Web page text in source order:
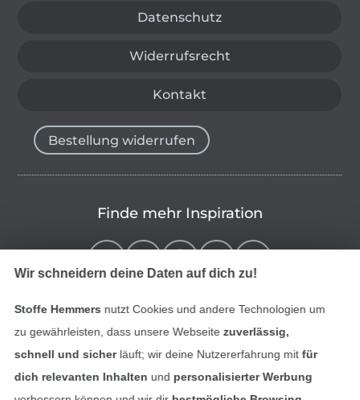
Datenschutz
Widerrufsrecht
Kontakt
Bestellung widerrufen
Finde mehr Inspiration
Wir schneidern deine Daten auf dich zu!
Stoffe Hemmers nutzt Cookies und andere Technologien um
zu gewährleisten, dass unsere Webseite zuverlässig,
schnell und sicherläuft; wir deine Nutzererfahrung mitfür
dich relevanten Inhalten und personalisierter Werbung